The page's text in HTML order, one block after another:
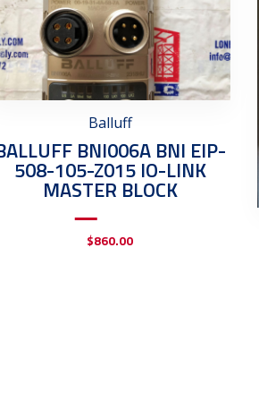
Balluff
BNI006A BNI EIP-
508-105-Z015 IO-LINK
MASTER BLOCK
$860.00